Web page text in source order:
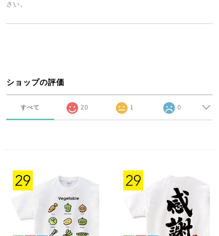
さい。
ショップの評価
すべて 20 1 0